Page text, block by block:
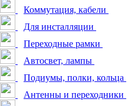
Коммутация, кабели
Для инсталляции
Переходные рамки
Автосвет, лампы
Подиумы, полки, кольца
Антенны и переходники